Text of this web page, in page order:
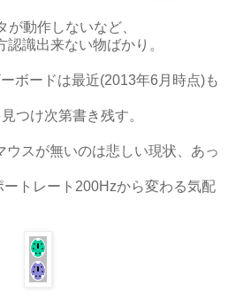
が動作しないなど、
識出来ない物ばかり。
ボードは最近(2013年6月時点)も
つけ次第書き残す。
ウスが無いのは悲しい現状、あっ
トレート200Hzから変わる気配